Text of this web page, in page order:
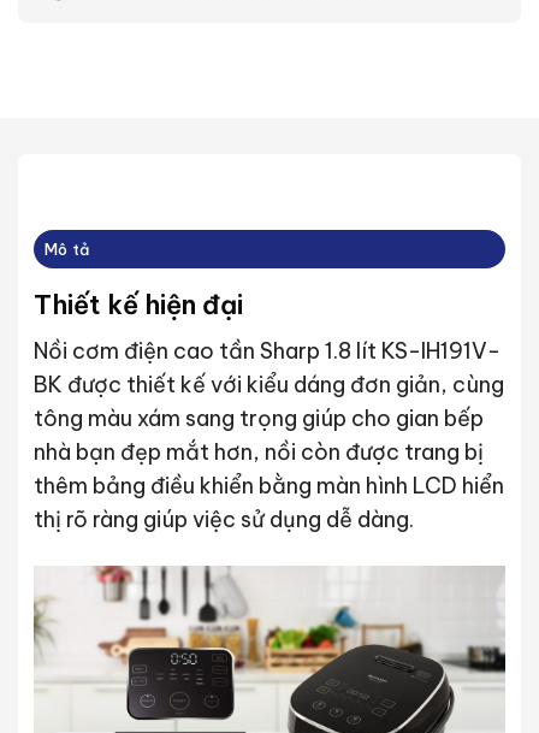
Mô tả
Thiết kế hiện đại
Nồi cơm điện cao tần Sharp 1.8 lít KS-IH191V-
BK được thiết kế với kiểu dáng đơn giản, cùng
tông màu xám sang trọng giúp cho gian bếp
nhà bạn đẹp mắt hơn, nồi còn được trang bị
thêm bảng điều khiển bằng màn hình LCD hiển
thị rõ ràng giúp việc sử dụng dễ dàng.